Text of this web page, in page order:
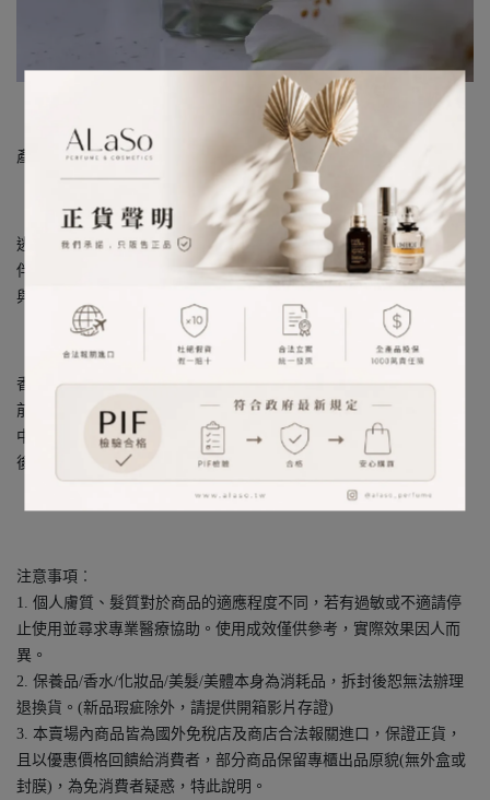
圖片來源︰小紅書_FragranceNet网
產地︰英國
逃離繁囂，獨個兒沿岸漫步，感受迎面海風。海浪拍出層層白裙，
伴隨瀰漫海鹽與浪花的清新空氣。懸崖的礦物氣息令人精神一振，
與鼠尾草純樸的木本香相交融著。清爽、活潑、渾然的愉悅
香調：柑橘清新調 、 海洋清新調
前調：秋葵籽
中調：海鹽
後調：鼠尾草
注意事項︰
1. 個人膚質、髮質對於商品的適應程度不同，若有過敏或不適請停
止使用並尋求專業醫療協助。使用成效僅供參考，實際效果因人而
異。
2. 保養品/香水/化妝品/美髮/美體本身為消耗品，拆封後恕無法辦理
退換貨。(新品瑕疵除外，請提供開箱影片存證)
3. 本賣場內商品皆為國外免稅店及商店合法報關進口，保證正貨，
且以優惠價格回饋給消費者，部分商品保留專櫃出品原貌(無外盒或
封膜)，為免消費者疑惑，特此說明。